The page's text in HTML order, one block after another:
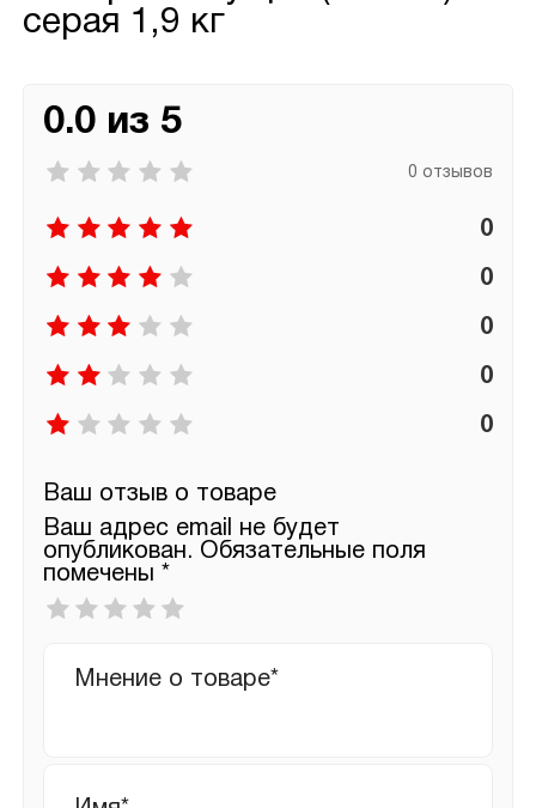
серая 1,9 кг
0.0 из 5
0 отзывов
0
0
0
0
0
Ваш отзыв о товаре
Ваш адрес email не будет
опубликован. Обязательные поля
помечены *
Ваша
оценка
отзыв